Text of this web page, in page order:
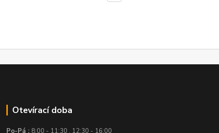
Otevírací doba
Po-Pá : 8:00 - 11:30 , 12:30 - 16:00